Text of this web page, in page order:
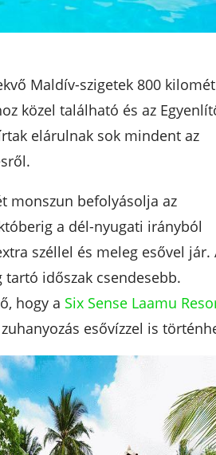
Maldív-szigetek 800
közel található és az
elárulnak sok mindent az
monszun befolyásolja az
a dél-nyugati irányból
széllel és meleg esővel jár.
időszak csendesebb.
hogy a Six Sense Laamu
esővízzel is